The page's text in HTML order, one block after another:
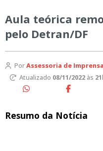
Aula teórica
pelo Detran/DF
PorAssessoria de Imprensa
Atualizado 08/11/2022às
Resumo da Notícia